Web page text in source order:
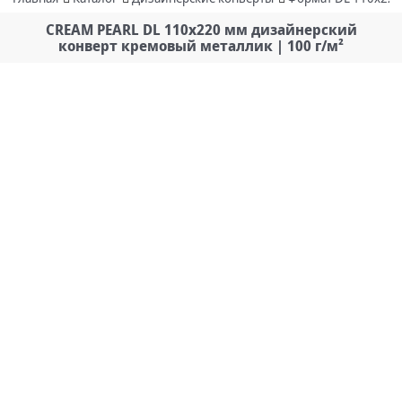
CREAM PEARL DL 110х220 мм дизайнерский
конверт кремовый металлик | 100 г/м²